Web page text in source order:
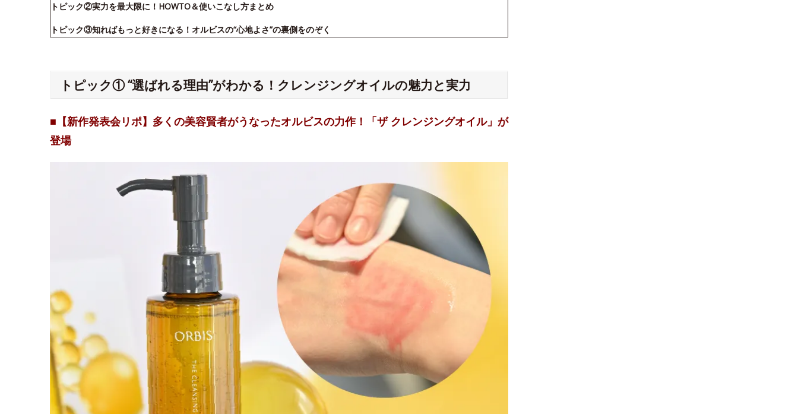
トピック②実力を最大限に！HOWTO＆使いこなし方まとめ
トピック③知ればもっと好きになる！オルビスの“心地よさ”の裏側をのぞく
トピック① “選ばれる理由”がわかる！クレンジングオイルの魅力と実力
■【新作発表会リポ】多くの美容賢者がうなったオルビスの力作！「ザ クレンジングオイル」が
登場